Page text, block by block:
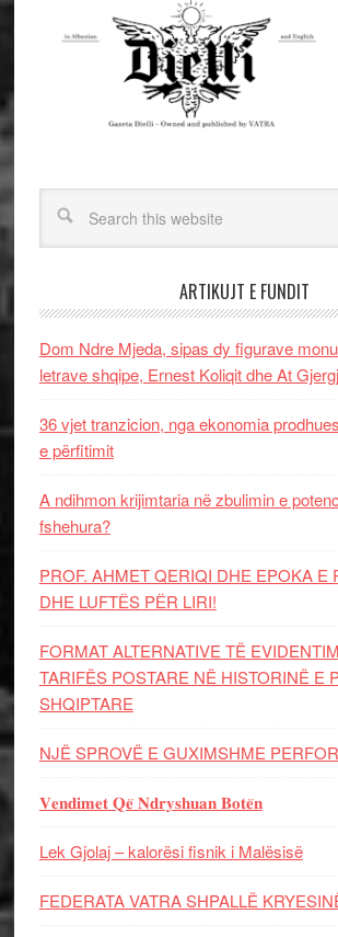
ARTIKUJT E FUNDIT
Dom Ndre Mjeda, sipas dy figurave
letrave shqipe, Ernest Koliqit dhe At
36 vjet tranzicion, nga ekonomia
e përfitimit
A ndihmon krijimtaria në zbulimin e
fshehura?
PROF. AHMET QERIQI DHE EPOKA E
DHE LUFTЁS PЁR LIRI!
FORMAT ALTERNATIVE TË
TARIFËS POSTARE NË HISTORINË E
SHQIPTARE
NJË SPROVË E GUXIMSHME
𝐕𝐞𝐧𝐝𝐢𝐦𝐞𝐭 𝐐𝐞̈ 𝐍𝐝𝐫𝐲𝐬𝐡𝐮𝐚𝐧 𝐁𝐨𝐭𝐞̈𝐧
Lek Gjolaj – kalorësi fisnik i Malësisë
FEDERATA VATRA SHPALLË